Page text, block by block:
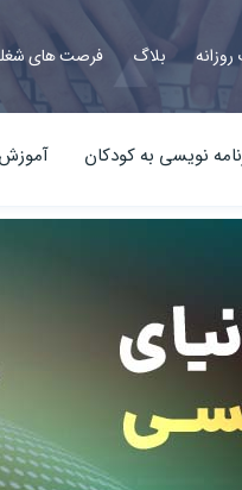
بلاگ فرصت های
نویسی به کودکان آموزش